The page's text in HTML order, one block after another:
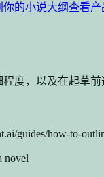
的小说大纲查看产
度，以及在起草
guides/how-to-
novel